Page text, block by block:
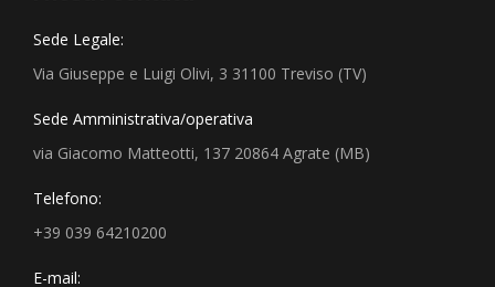
Sede Legale:
Via Giuseppe e Luigi Olivi, 3 31100 Treviso (TV)
Sede Amministrativa/operativa
via Giacomo Matteotti, 137 20864 Agrate (MB)
Telefono:
+39 039 64210200
E-mail: